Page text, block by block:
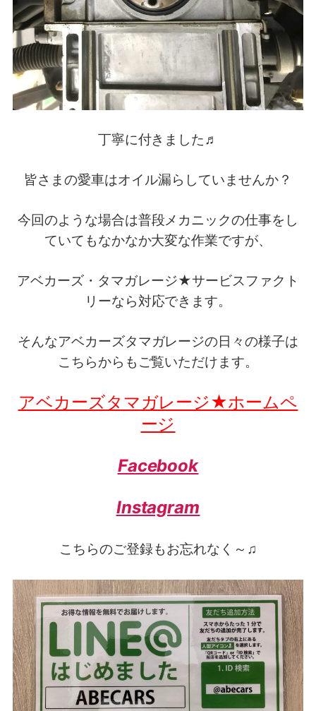
丁寧に付きました♬
皆さまの愛車はオイル漏らしていませんか？
今回のような場合は普段メカニックの仕事をし
ていてもなかなか大変な作業ですが、
アベカーズ・タマガレージ★サービスファクト
リーなら対応できます。
そんなアベカーズタマガレージの日々の様子は
こちらからもご覧いただけます。
アベカーズタマガレージ★ホームペ
ージ
Facebook
Instagram
こちらのご登録もお忘れなく～♫